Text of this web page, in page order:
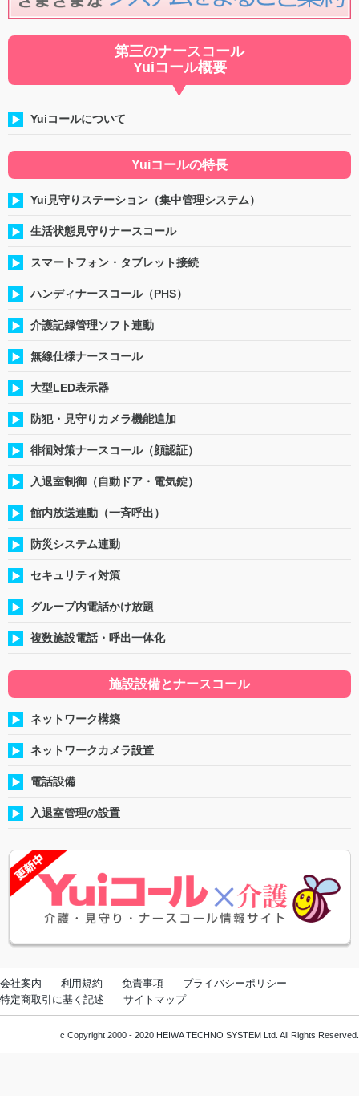
第三のナースコール
Yuiコール概要
Yuiコールについて
Yuiコールの特長
Yui見守りステーション（集中管理システム）
生活状態見守りナースコール
スマートフォン・タブレット接続
ハンディナースコール（PHS）
介護記録管理ソフト連動
無線仕様ナースコール
大型LED表示器
防犯・見守りカメラ機能追加
徘徊対策ナースコール（顔認証）
入退室制御（自動ドア・電気錠）
館内放送連動（一斉呼出）
防災システム連動
セキュリティ対策
グループ内電話かけ放題
複数施設電話・呼出一体化
施設設備とナースコール
ネットワーク構築
ネットワークカメラ設置
電話設備
入退室管理の設置
会社案内 利用規約 免責事項
プライバシーポリシー
特定商取引に基く記述
サイトマップ
c Copyright 2000 - 2020 HEIWA TECHNO SYSTEM Ltd. All Rights Reserved.